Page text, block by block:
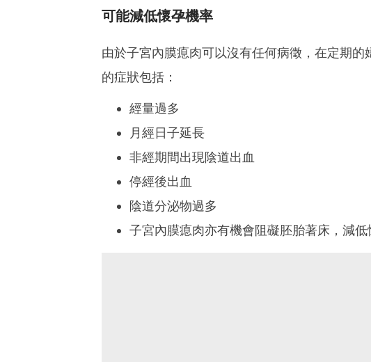
可能減低懷孕機率
由於子宮內膜瘜肉可以沒有任何病徵，在定期
的症狀包括：
經量過多
月經日子延長
非經期間出現陰道出血
停經後出血
陰道分泌物過多
子宮內膜瘜肉亦有機會阻礙胚胎著床，減低